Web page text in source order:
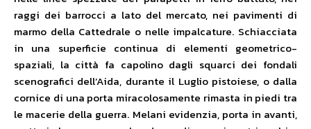
raggi dei barrocci a lato del mercato, nei pavimenti di
marmo della Cattedrale o nelle impalcature. Schiacciata
in una superficie continua di elementi geometrico-
spaziali, la città fa capolino dagli squarci dei fondali
scenografici dell’Aida, durante il Luglio pistoiese, o dalla
cornice di una porta miracolosamente rimasta in piedi tra
le macerie della guerra. Melani evidenzia, porta in avanti,